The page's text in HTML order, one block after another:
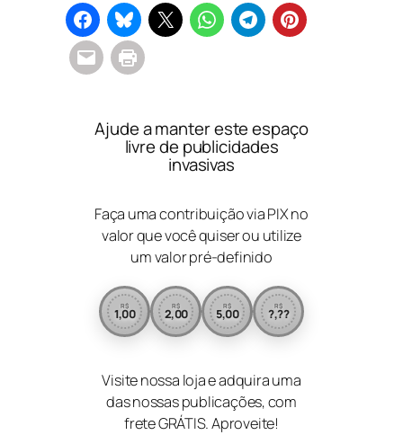
Ajude a manter este espaço
livre de publicidades
invasivas
Faça uma contribuição via PIX no
valor que você quiser ou utilize
um valor pré-definido
R$
1,00
R$
2,00
R$
5,00
R$
?,??
Visite nossa loja e adquira uma
das nossas publicações, com
frete GRÁTIS. Aproveite!